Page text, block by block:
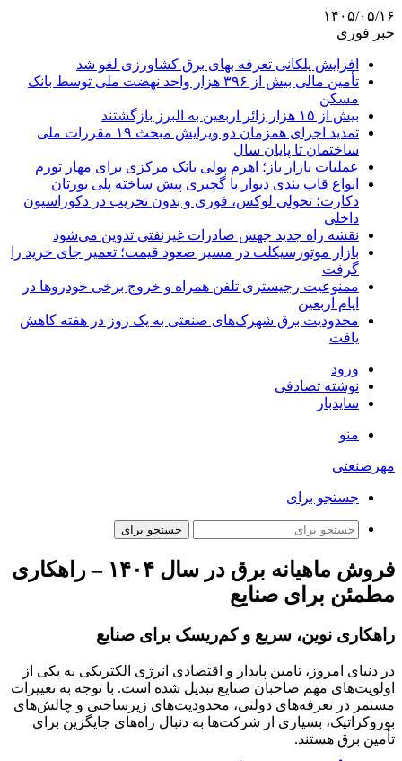
۱۴۰۵/۰۵/۱۶
خبر فوری
افزایش پلکانی تعرفه بهای برق کشاورزی لغو شد
تأمین مالی بیش از ۳۹۶ هزار واحد نهضت ملی توسط بانک
مسکن
بیش از ۱۵ هزار زائر اربعین به البرز بازگشتند
تمدید اجرای همزمان دو ویرایش مبحث ۱۹ مقررات ملی
ساختمان تا پایان سال
عملیات بازار باز؛ اهرم پولی بانک مرکزی برای مهار تورم
انواع قاب بندی دیوار با گچبری پیش ساخته پلی یورتان
دکارت؛ تحولی لوکس، فوری و بدون تخریب در دکوراسیون
داخلی
نقشه راه جدید جهش صادرات غیرنفتی تدوین می‌شود
بازار موتورسیکلت در مسیر صعود قیمت؛ تعمیر جای خرید را
گرفت
ممنوعیت رجیستری تلفن همراه و خروج برخی خودروها در
ایام اربعین
محدودیت برق شهرک‌های صنعتی به یک روز در هفته کاهش
یافت
ورود
نوشته تصادفی
سایدبار
منو
مهرصنعتی
جستجو برای
جستجو برای
فروش ماهیانه برق در سال ۱۴۰۴ – راهکاری
مطمئن برای صنایع
راهکاری نوین، سریع و کم‌ریسک برای صنایع
در دنیای امروز، تامین پایدار و اقتصادی انرژی الکتریکی به یکی از
اولویت‌های مهم صاحبان صنایع تبدیل شده است. با توجه به تغییرات
مستمر در تعرفه‌های دولتی، محدودیت‌های زیرساختی و چالش‌های
بوروکراتیک، بسیاری از شرکت‌ها به دنبال راه‌های جایگزین برای
تأمین برق هستند.